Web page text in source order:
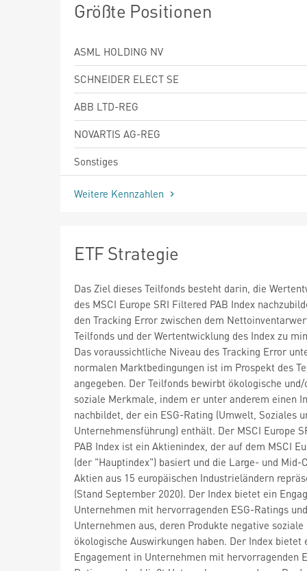
Größte Positionen
ASML HOLDING NV
SCHNEIDER ELECT SE
ABB LTD-REG
NOVARTIS AG-REG
Sonstiges
Weitere Kennzahlen
ETF Strategie
Das Ziel dieses Teilfonds besteht darin, die
des MSCI Europe SRI Filtered PAB Index
den Tracking Error zwischen dem
Teilfonds und der Wertentwicklung des Index zu
Das voraussichtliche Niveau des Tracking Error
normalen Marktbedingungen ist im Prospekt des
angegeben. Der Teilfonds bewirbt ökologische
soziale Merkmale, indem er unter anderem einen
nachbildet, der ein ESG-Rating (Umwelt, Soziales
Unternehmensführung) enthält. Der MSCI Europe
PAB Index ist ein Aktienindex, der auf dem MSCI
(der "Hauptindex") basiert und die Large- und Mid-
Aktien aus 15 europäischen Industrieländern
(Stand September 2020). Der Index bietet ein
Unternehmen mit hervorragenden ESG-Ratings
Unternehmen aus, deren Produkte negative soziale
ökologische Auswirkungen haben. Der Index bietet
Engagement in Unternehmen mit hervorragenden